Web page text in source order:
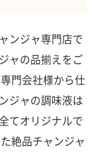
ンジャ専門店で
ャの品揃えをご
門会社様から仕
ジャの調味液は
てオリジナルで
絶品チャンジャ